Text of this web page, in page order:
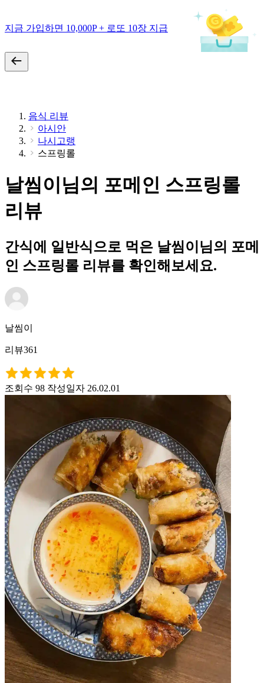
지금 가입하면 10,000P + 로또 10장 지급
음식 리뷰
아시안
나시고랭
스프링롤
날씸이님의 포메인 스프링롤
리뷰
간식에 일반식으로 먹은 날씸이님의 포메
인 스프링롤 리뷰를 확인해보세요.
날씸이
리뷰361
조회수 98 작성일자 26.02.01